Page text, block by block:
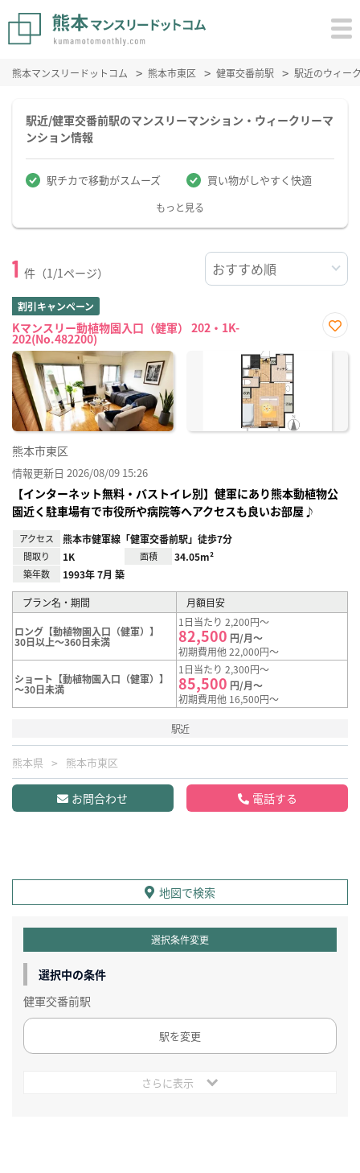
熊本マンスリードットコム 熊本市東区 健軍交番前駅 駅近のウィー
駅近/健軍交番前駅のマンスリーマンション・ウィークリーマ
ンション情報
駅チカで移動がスムーズ 買い物がしやすく快適
もっと見る
1 件（1/1ページ）
割引キャンペーン
Kマンスリー動植物園入口（健軍） 202・1K-
202(No.482200)
に入
熊本市東区
情報更新日 2026/08/09 15:26
【インターネット無料・バストイレ別】健軍にあり熊本動植物公
園近く駐車場有で市役所や病院等へアクセスも良いお部屋♪
アクセス 熊本市健軍線「健軍交番前駅」徒歩7分
間取り 1K 面積 34.05m²
築年数 1993年 7月 築
プラン名・期間 月額目安
ロング【動植物園入口（健軍）】
30日以上～360日未満
1日当たり 2,200円～
82,500 円/月～
初期費用他 22,000円～
ショート【動植物園入口（健軍）】
～30日未満
1日当たり 2,300円～
85,500 円/月～
初期費用他 16,500円～
駅近
熊本県 熊本市東区
お問合わせ 電話する
地図で検索
選択条件変更
選択中の条件
健軍交番前駅
駅を変更
さらに表示